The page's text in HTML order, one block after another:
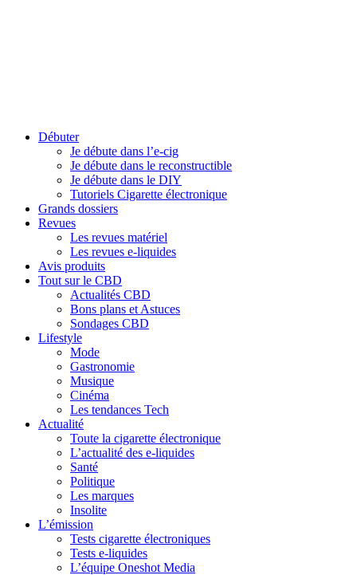
Débuter
Je débute dans l’e-cig
Je débute dans le reconstructible
Je débute dans le DIY
Tutoriels Cigarette électronique
Grands dossiers
Revues
Les revues matériel
Les revues e-liquides
Avis produits
Tout sur le CBD
Actualités CBD
Bons plans et Astuces
Sondages CBD
Lifestyle
Mode
Gastronomie
Musique
Cinéma
Les tendances Tech
Actualité
Toute la cigarette électronique
L’actualité des e-liquides
Santé
Politique
Les marques
Insolite
L’émission
Tests cigarette électroniques
Tests e-liquides
L’équipe Oneshot Media